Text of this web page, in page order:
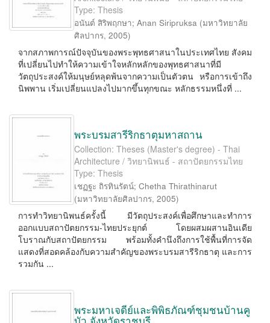
Type: Thesis
อนันต์ สิริพฤกษา; Anan Siripruksa (มหาวิทยาลัย
ศิลปากร, 2005)
จากสภาพการณ์ปัจจุบันของพระพุทธศาสนาในประเทศไทย สังคม
ที่เปลี่ยนไปทำให้ความเข้าใจหลักหลักของพุทธศาสนาที่มี
วัตถุประสงค์ให้มนุษย์หลุดพ้นจากความเป็นตัวตน หรือการเข้าถึง
นิพพาน เริ่มเปลี่ยนแปลงไปมากขึ้นทุกขณะ หลักธรรมหนึ่งที่ ...
พระบรมสารีริกธาตุมหาสถาน
Collection: Theses (Master's degree) - Thai
Architecture / วิทยานิพนธ์ - สถาปัตยกรรมไทย
Type: Thesis
เชฏฐะ ถิรทินรัตน์; Chetha Thirathinarut
(มหาวิทยาลัยศิลปากร, 2005)
การทำวิทยานิพนธ์ครั้งนี้ มีวัตถุประสงค์เพื่อศึกษาและทำการ
ออกแบบสถาปัตยกรรม-ไทยประยุกต์ โดยผสมผสานอินเดีย
โบราณกับสถาปัตยกรรม พร้อมทั้งคำนึงถึงการใช้พื้นที่การจัด
แสดงที่สอดคล้องกับความสำคัญของพระบรมสารีริกธาตุ และการ
รวมกัน ...
พระมหาเจดีย์และพิพิธภัณฑ์ชุมชนบ้านคู